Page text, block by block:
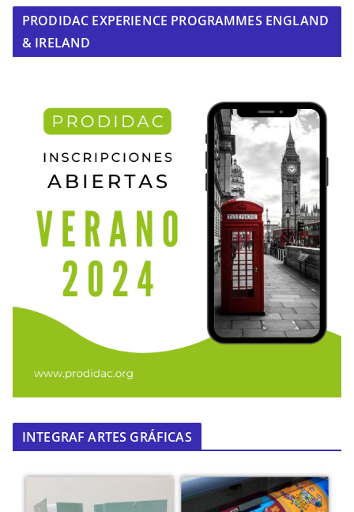
PRODIDAC EXPERIENCE PROGRAMMES ENGLAND
& IRELAND
INTEGRAF ARTES GRÁFICAS